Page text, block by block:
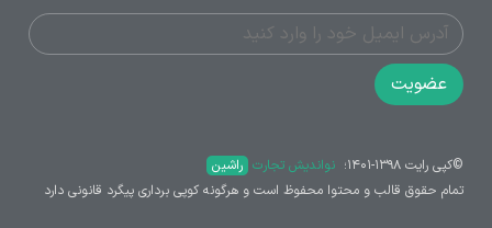
عضویت
©کپی رایت ۱۳۹۸-۱۴۰۱؛ ‌ نواندیش تجارت راشین
تمام حقوق قالب و محتوا محفوظ است و هرگونه کوپی برداری پیگرد قانونی دارد